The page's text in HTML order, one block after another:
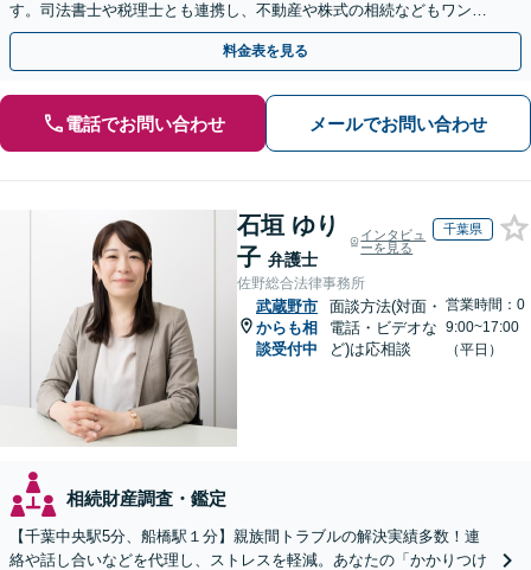
す。司法書士や税理士とも連携し、不動産や株式の相続などもワンス
トップで対応可能。遺言書作成や事業承継のご相談にも対応
料金表を見る
電話でお問い合わせ メールでお問い合わせ
石垣 ゆり
子 弁護士
インタビュ
ーを見る
千葉県
佐野総合法律事務所
武蔵野市
からも相
談受付中
面談方法(対面・
電話・ビデオな
ど)は応相談
営業時間：0
9:00~17:00
（平日）
相続財産調査・鑑定
【千葉中央駅5分、船橋駅１分】親族間トラブルの解決実績多数！連
絡や話し合いなどを代理し、ストレスを軽減。あなたの「かかりつけ